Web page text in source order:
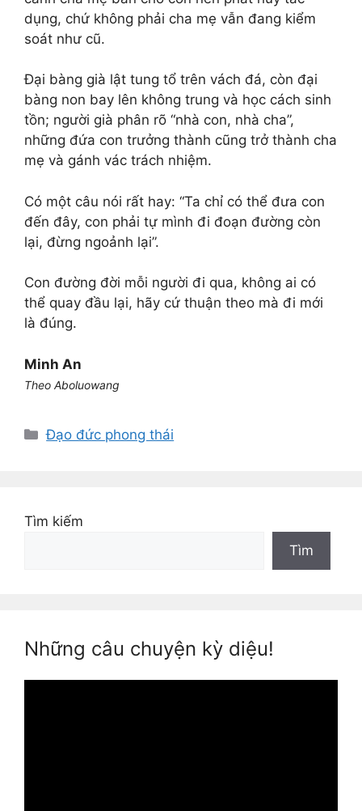
dụng, chứ không phải cha mẹ vẫn đang kiểm
soát như cũ.
Đại bàng già lật tung tổ trên vách đá, còn đại
bàng non bay lên không trung và học cách sinh
tồn; người già phân rõ “nhà con, nhà cha”,
những đứa con trưởng thành cũng trở thành cha
mẹ và gánh vác trách nhiệm.
Có một câu nói rất hay: “Ta chỉ có thể đưa con
đến đây, con phải tự mình đi đoạn đường còn
lại, đừng ngoảnh lại”.
Con đường đời mỗi người đi qua, không ai có
thể quay đầu lại, hãy cứ thuận theo mà đi mới
là đúng.
Minh An
Theo Aboluowang
Danh
Đạo đức phong thái
Tìm kiếm
Tìm
Những câu chuyện kỳ diệu!